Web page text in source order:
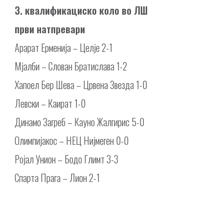
3. квалификациско коло во ЛШ
први натпревари
Арарат Ерменија – Целје 2-1
Мјалби – Слован Братислава 1-2
Хапоел Бер Шева – Црвена Звезда 1-0
Левски – Каират 1-0
Динамо Загреб – Кауно Жалгирис 5-0
Олимпијакос – НЕЦ Нијмеген 0-0
Ројал Унион – Бодо Глимт 3-3
Спарта Прага – Лион 2-1